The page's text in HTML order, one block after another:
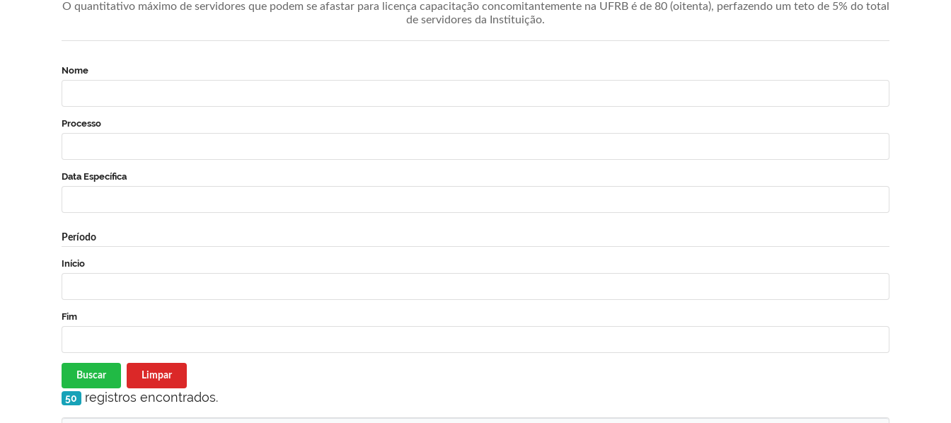
O quantitativo máximo de servidores que podem se afastar para licença capacitação concomitantemente na UFRB é de 80 (oitenta), perfazendo um teto de 5% do total
de servidores da Instituição.
Nome
Processo
Data Específica
Período
Início
Fim
Buscar Limpar
50 registros encontrados.